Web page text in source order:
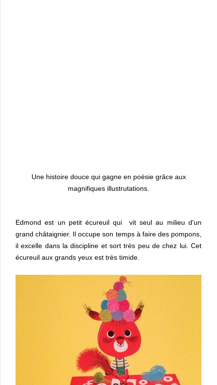
Une histoire douce qui gagne en poésie grâce aux
magnifiques illustrutations.
Edmond est un petit écureuil qui vit seul au milieu d'un
grand châtaignier. Il occupe son temps à faire des pompons,
il excelle dans la discipline et sort très peu de chez lui. Cet
écureuil aux grands yeux est très timide.